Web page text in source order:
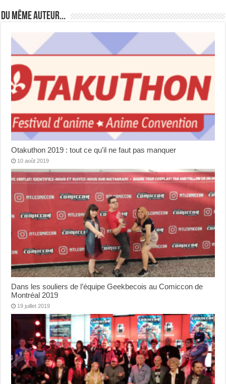
Du même auteur...
Otakuthon 2019 : tout ce qu’il ne faut pas manquer
10 août 2019
Dans les souliers de l’équipe Geekbecois au Comiccon de
Montréal 2019
19 juillet 2019